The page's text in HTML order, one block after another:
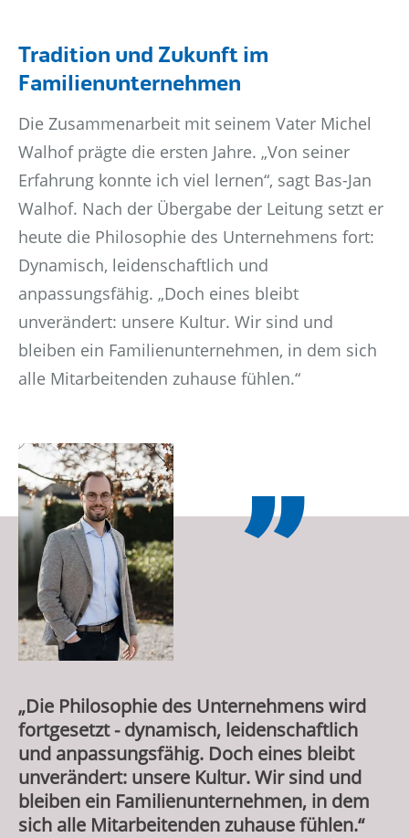
Tradition und Zukunft im
Familienunternehmen
Die Zusammenarbeit mit seinem Vater Michel
Walhof prägte die ersten Jahre. „Von seiner
Erfahrung konnte ich viel lernen“, sagt Bas-Jan
Walhof. Nach der Übergabe der Leitung setzt er
heute die Philosophie des Unternehmens fort:
Dynamisch, leidenschaftlich und
anpassungsfähig. „Doch eines bleibt
unverändert: unsere Kultur. Wir sind und
bleiben ein Familienunternehmen, in dem sich
alle Mitarbeitenden zuhause fühlen.“
„Die Philosophie des Unternehmens wird
fortgesetzt - dynamisch, leidenschaftlich
und anpassungsfähig. Doch eines bleibt
unverändert: unsere Kultur. Wir sind und
bleiben ein Familienunternehmen, in dem
sich alle Mitarbeitenden zuhause fühlen.“